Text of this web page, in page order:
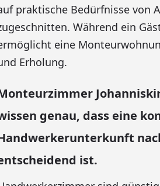
praktische Bedürfnisse von
Während ein
eine
Erholung.
genau, dass eine
ist.